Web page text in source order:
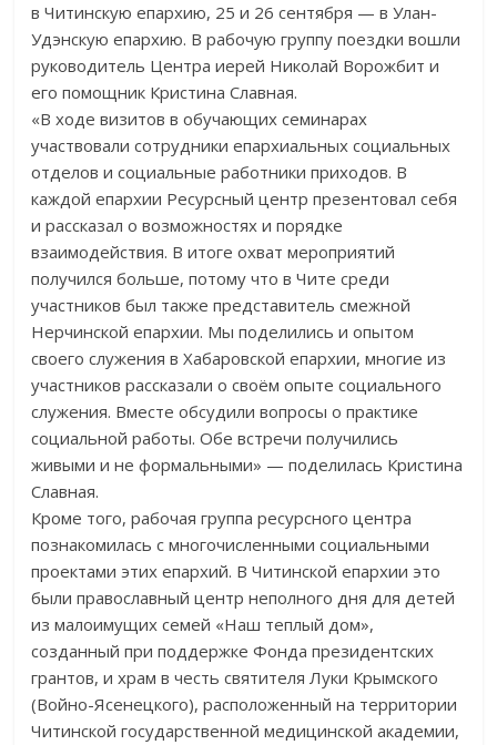
в Читинскую епархию, 25 и 26 сентября — в Улан-
Удэнскую епархию. В рабочую группу поездки вошли
руководитель Центра иерей Николай Ворожбит и
его помощник Кристина Славная.
«В ходе визитов в обучающих семинарах
участвовали сотрудники епархиальных социальных
отделов и социальные работники приходов. В
каждой епархии Ресурсный центр презентовал себя
и рассказал о возможностях и порядке
взаимодействия. В итоге охват мероприятий
получился больше, потому что в Чите среди
участников был также представитель смежной
Нерчинской епархии. Мы поделились и опытом
своего служения в Хабаровской епархии, многие из
участников рассказали о своём опыте социального
служения. Вместе обсудили вопросы о практике
социальной работы. Обе встречи получились
живыми и не формальными» — поделилась Кристина
Славная.
Кроме того, рабочая группа ресурсного центра
познакомилась с многочисленными социальными
проектами этих епархий. В Читинской епархии это
были православный центр неполного дня для детей
из малоимущих семей «Наш теплый дом»,
созданный при поддержке Фонда президентских
грантов, и храм в честь святителя Луки Крымского
(Войно-Ясенецкого), расположенный на территории
Читинской государственной медицинской академии,